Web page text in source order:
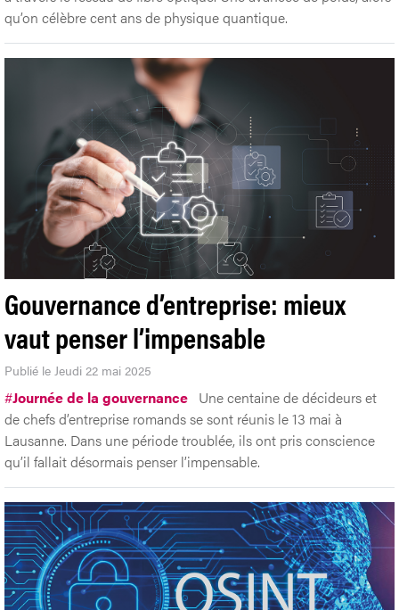
qu’on célèbre cent ans de physique quantique.
Gouvernance d’entreprise: mieux
vaut penser l’impensable
Publié le Jeudi 22 mai 2025
#Journée de la gouvernance Une centaine de décideurs et
de chefs d’entreprise romands se sont réunis le 13 mai à
Lausanne. Dans une période troublée, ils ont pris conscience
qu’il fallait désormais penser l’impensable.